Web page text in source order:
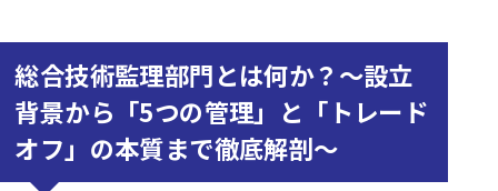
総合技術監理部門とは何か？～設立
背景から「5つの管理」と「トレード
オフ」の本質まで徹底解剖～